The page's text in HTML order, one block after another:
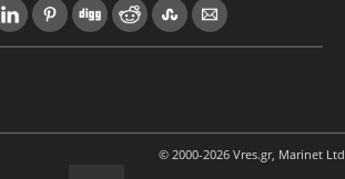
© 2000-2026 Vres.gr, Marinet Ltd